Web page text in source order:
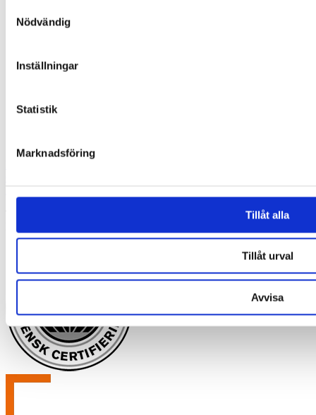
Nödvändig
Inställningar
Statistik
Marknadsföring
Tillåt alla
Tillåt urval
Avvisa
Osmometri & kryometri
Production
Healthcare
Kontakt os